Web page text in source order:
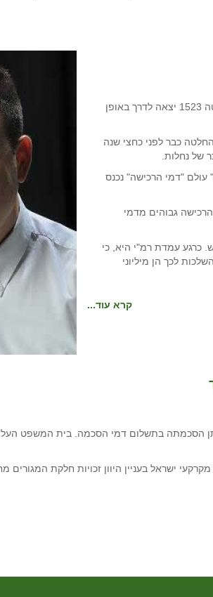
חברים תרשמו את המועד יב' בניסן תשע"ח (28.3.18), רשות מקרקעי ישראל פרסמה באתר האינטרנט כי החלטה 1523 יצאה לדרך באופן
כבר לפני כחצי שנה
של נחלות.
"דמי הרכישה" נכנס
גבוהים מדמי
להתחשבנות מחדש. כרגע עמדת רמ"י היא, כי
לכך הן מיליוני
קרא עוד...
הסכמתה בתשלום דמי הסכמה. בית המשפט
ישראל בעניין היוון זכויות חלקת המגורים